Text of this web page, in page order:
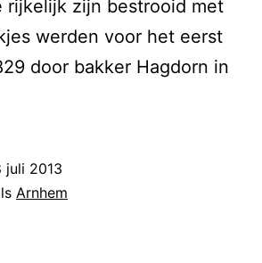
rijkelijk zijn bestrooid met
werden voor het eerst
door bakker Hagdorn in
juli 2013
Arnhem